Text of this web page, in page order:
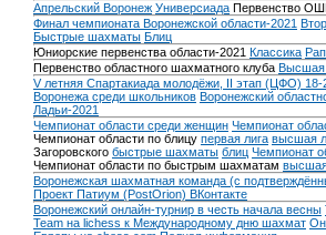
Апрельский Воронеж Универсиада Первенство
Финал чемпионата Воронежской области-2021
Быстрые шахматы Блиц
Юниорские первенства области-2021 Классика
Первенство областного шахматного клуба Высшая
V летняя Спартакиада молодёжи, II этап (ЦФО) 18-
Воронежа среди школьников Воронежский
Ладьи-2021
Чемпионат области среди женщин Чемпионат
Чемпионат области по блицу первая лига высшая
Загоровского быстрые шахматы блиц Чемпионат
Чемпионат области по быстрым шахматам
Воронежская шахматная команда (с
Проект Патиум (PostOrion) ВКонтакте
Воронежский онлайн-турнир в честь начала весны
Team на lichess к Международному дню шахмат